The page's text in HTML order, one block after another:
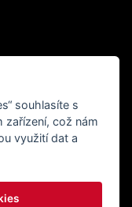
NOVINKY
souhlasíte s
zařízení, což nám
využití dat a